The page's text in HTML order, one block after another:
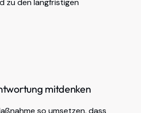
zu den langfristigen
mitdenken
so umsetzen, dass